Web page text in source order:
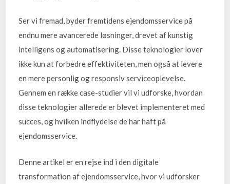
Ser vi fremad, byder fremtidens ejendomsservice på
endnu mere avancerede løsninger, drevet af kunstig
intelligens og automatisering. Disse teknologier lover
ikke kun at forbedre effektiviteten, men også at levere
en mere personlig og responsiv serviceoplevelse.
Gennem en række case-studier vil vi udforske, hvordan
disse teknologier allerede er blevet implementeret med
succes, og hvilken indflydelse de har haft på
ejendomsservice.
Denne artikel er en rejse ind i den digitale
transformation af ejendomsservice, hvor vi udforsker